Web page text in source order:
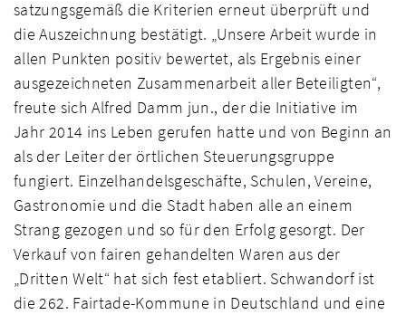
satzungsgemäß die Kriterien erneut überprüft und
die Auszeichnung bestätigt. „Unsere Arbeit wurde in
allen Punkten positiv bewertet, als Ergebnis einer
ausgezeichneten Zusammenarbeit aller Beteiligten“,
freute sich Alfred Damm jun., der die Initiative im
Jahr 2014 ins Leben gerufen hatte und von Beginn an
als der Leiter der örtlichen Steuerungsgruppe
fungiert. Einzelhandelsgeschäfte, Schulen, Vereine,
Gastronomie und die Stadt haben alle an einem
Strang gezogen und so für den Erfolg gesorgt. Der
Verkauf von fairen gehandelten Waren aus der
„Dritten Welt“ hat sich fest etabliert. Schwandorf ist
die 262. Fairtade-Kommune in Deutschland und eine